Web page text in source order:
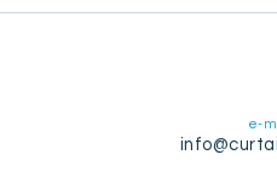
e-